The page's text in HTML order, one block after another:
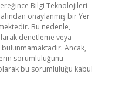
Bilgi Teknolojileri
onaylanmış bir Yer
Bu nedenle,
denetleme veya
Ancak,
sorumluluğunu
bu sorumluluğu kabul